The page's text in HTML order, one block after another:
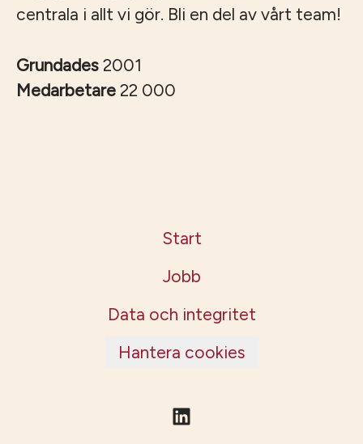
centrala i allt vi gör. Bli en del av vårt team!
Grundades 2001
Medarbetare 22 000
Start
Jobb
Data och integritet
Hantera cookies